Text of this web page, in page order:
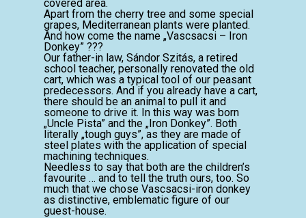
covered area.
Apart from the cherry tree and some special
grapes, Mediterranean plants were planted.
And how come the name „Vascsacsi – Iron
Donkey” ???
Our father-in law, Sándor Szitás, a retired
school teacher, personally renovated the old
cart, which was a typical tool of our peasant
predecessors. And if you already have a cart,
there should be an animal to pull it and
someone to drive it. In this way was born
„Uncle Pista” and the „Iron Donkey”. Both
literally „tough guys”, as they are made of
steel plates with the application of special
machining techniques.
Needless to say that both are the children’s
favourite … and to tell the truth ours, too. So
much that we chose Vascsacsi-iron donkey
as distinctive, emblematic figure of our
guest-house.